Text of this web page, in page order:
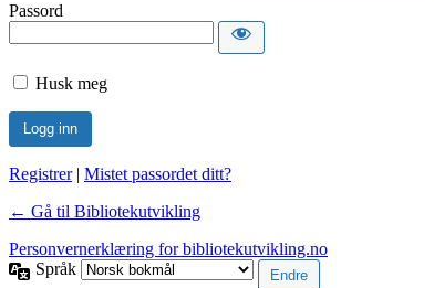
Passord
Husk meg
Registrer| Mistet passordet ditt?
← Gå til Bibliotekutvikling
Personvernerklæring for bibliotekutvikling.no
Språk